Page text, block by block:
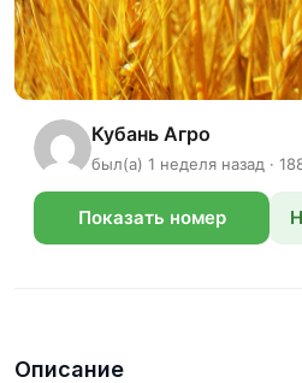
Кубань Агро
был(а) 1 неделя назад ·
Показать номер
Описание